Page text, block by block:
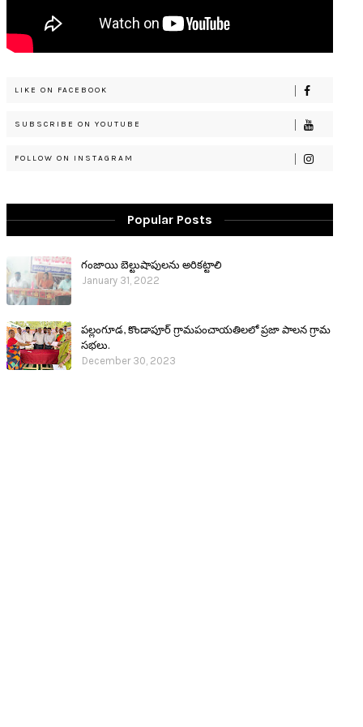
LIKE ON FACEBOOK
SUBSCRIBE ON YOUTUBE
FOLLOW ON INSTAGRAM
Popular Posts
గంజాయి బెల్టుషాపులను అరికట్టాలి
January 31, 2022
పల్లంగూడ, కొండాపూర్ గ్రామపంచాయతిలలో ప్రజా పాలన గ్రామ
సభలు.
December 30, 2023